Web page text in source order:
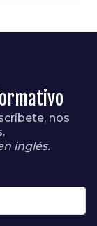
nos
inglés.